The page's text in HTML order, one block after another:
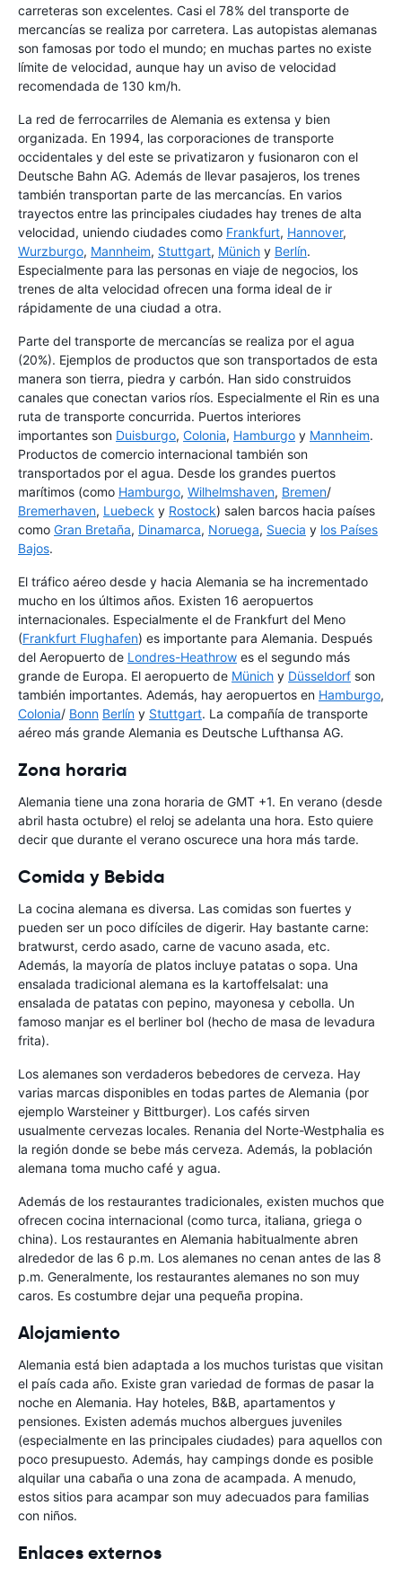
carreteras son excelentes. Casi el 78% del transporte de
mercancías se realiza por carretera. Las autopistas alemanas
son famosas por todo el mundo; en muchas partes no existe
límite de velocidad, aunque hay un aviso de velocidad
recomendada de 130 km/h.
La red de ferrocarriles de Alemania es extensa y bien
organizada. En 1994, las corporaciones de transporte
occidentales y del este se privatizaron y fusionaron con el
Deutsche Bahn AG. Además de llevar pasajeros, los trenes
también transportan parte de las mercancías. En varios
trayectos entre las principales ciudades hay trenes de alta
velocidad, uniendo ciudades como Frankfurt, Hannover,
Wurzburgo, Mannheim, Stuttgart, Münich y Berlín.
Especialmente para las personas en viaje de negocios, los
trenes de alta velocidad ofrecen una forma ideal de ir
rápidamente de una ciudad a otra.
Parte del transporte de mercancías se realiza por el agua
(20%). Ejemplos de productos que son transportados de esta
manera son tierra, piedra y carbón. Han sido construidos
canales que conectan varios ríos. Especialmente el Rin es una
ruta de transporte concurrida. Puertos interiores
importantes son Duisburgo, Colonia, Hamburgo y Mannheim.
Productos de comercio internacional también son
transportados por el agua. Desde los grandes puertos
marítimos (como Hamburgo, Wilhelmshaven, Bremen/
Bremerhaven, Luebeck y Rostock) salen barcos hacia países
como Gran Bretaña, Dinamarca, Noruega, Suecia y los Países
Bajos.
El tráfico aéreo desde y hacia Alemania se ha incrementado
mucho en los últimos años. Existen 16 aeropuertos
internacionales. Especialmente el de Frankfurt del Meno
(Frankfurt Flughafen) es importante para Alemania. Después
del Aeropuerto de Londres-Heathrow es el segundo más
grande de Europa. El aeropuerto de Münich y Düsseldorf son
también importantes. Además, hay aeropuertos en Hamburgo,
Colonia/ Bonn Berlín y Stuttgart. La compañía de transporte
aéreo más grande Alemania es Deutsche Lufthansa AG.
Zona horaria
Alemania tiene una zona horaria de GMT +1. En verano (desde
abril hasta octubre) el reloj se adelanta una hora. Esto quiere
decir que durante el verano oscurece una hora más tarde.
Comida y Bebida
La cocina alemana es diversa. Las comidas son fuertes y
pueden ser un poco difíciles de digerir. Hay bastante carne:
bratwurst, cerdo asado, carne de vacuno asada, etc.
Además, la mayoría de platos incluye patatas o sopa. Una
ensalada tradicional alemana es la kartoffelsalat: una
ensalada de patatas con pepino, mayonesa y cebolla. Un
famoso manjar es el berliner bol (hecho de masa de levadura
frita).
Los alemanes son verdaderos bebedores de cerveza. Hay
varias marcas disponibles en todas partes de Alemania (por
ejemplo Warsteiner y Bittburger). Los cafés sirven
usualmente cervezas locales. Renania del Norte-Westphalia es
la región donde se bebe más cerveza. Además, la población
alemana toma mucho café y agua.
Además de los restaurantes tradicionales, existen muchos que
ofrecen cocina internacional (como turca, italiana, griega o
china). Los restaurantes en Alemania habitualmente abren
alrededor de las 6 p.m. Los alemanes no cenan antes de las 8
p.m. Generalmente, los restaurantes alemanes no son muy
caros. Es costumbre dejar una pequeña propina.
Alojamiento
Alemania está bien adaptada a los muchos turistas que visitan
el país cada año. Existe gran variedad de formas de pasar la
noche en Alemania. Hay hoteles, B&B, apartamentos y
pensiones. Existen además muchos albergues juveniles
(especialmente en las principales ciudades) para aquellos con
poco presupuesto. Además, hay campings donde es posible
alquilar una cabaña o una zona de acampada. A menudo,
estos sitios para acampar son muy adecuados para familias
con niños.
Enlaces externos